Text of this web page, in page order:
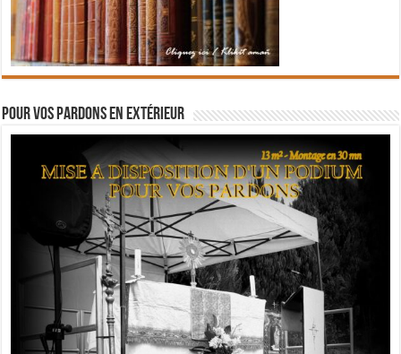
Pour vos pardons en extérieur